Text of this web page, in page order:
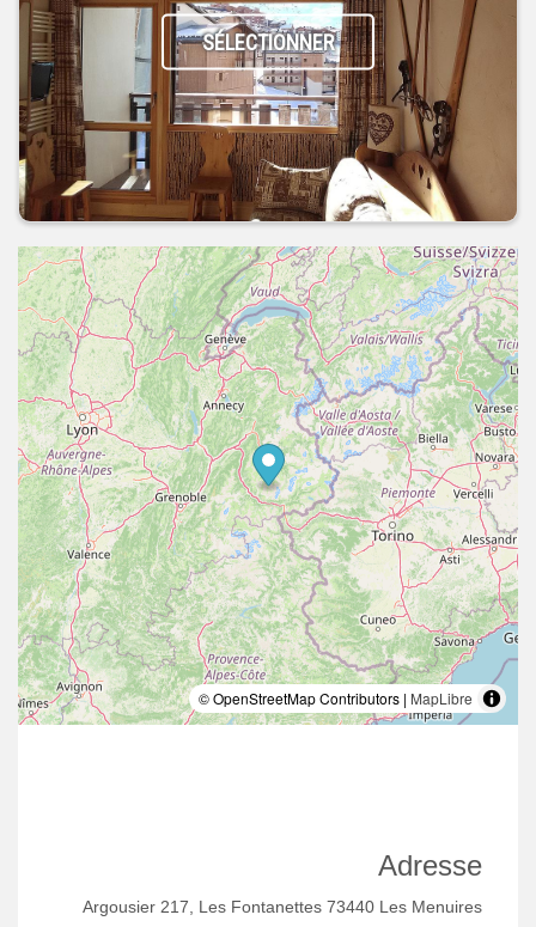
SÉLECTIONNER
© OpenStreetMap Contributors | MapLibre
Adresse
Argousier 217, Les Fontanettes 73440 Les Menuires